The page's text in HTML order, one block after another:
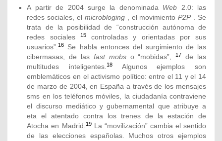
A partir de 2004 surge la denominada Web 2.0: las
redes sociales, el microbloging, el movimientoP2P. Se
trata de la posibilidad de “construcción autónoma de
redes sociales
15controladas y orientadas por sus
usuarios”.16
Se habla entonces del surgimiento de las
cibermasas, de las fast mobso “mobidas”,17
de las
multitudes inteligentes.18
Algunos ejemplos son
emblemáticos en el activismo político: entre el 11 y el 14
de marzo de 2004, en España a través de los mensajes
sms en los teléfonos móviles, la ciudadanía contraviene
el discurso mediático y gubernamental que atribuye a
eta el atentado contra los trenes de la estación de
Atocha en Madrid.19La “movilización” cambia el sentido
de las elecciones españolas. Muchos otros ejemplos